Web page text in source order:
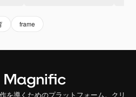
frame
を導くためのプラットフォーム。クリ